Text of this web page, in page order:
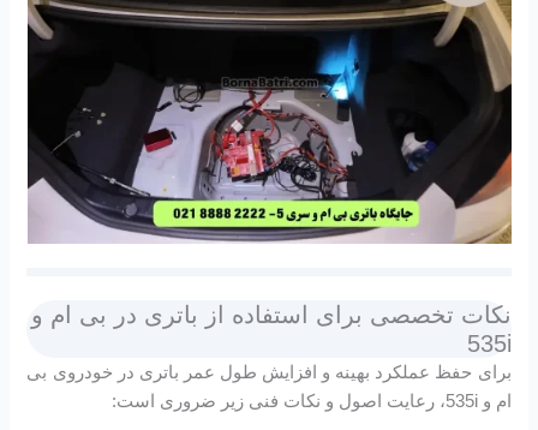
نکات تخصصی برای استفاده از باتری در بی ام و
535i
برای حفظ عملکرد بهینه و افزایش طول عمر باتری در خودروی بی
ام و 535i، رعایت اصول و نکات فنی زیر ضروری است: